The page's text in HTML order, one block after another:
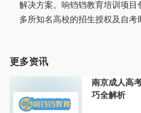
解决方案。响铛铛教育培训项
多所知名高校的招生授权及自考
更多资讯
南京成人高
巧全解析